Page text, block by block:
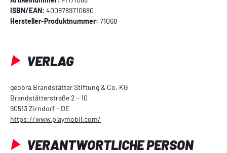
ISBN/EAN: 4008789710680
Hersteller-Produktnummer: 71068
VERLAG
geobra Brandstätter Stiftung & Co. KG
Brandstätterstraße 2 - 10
90513 Zirndorf - DE
https://www.playmobil.com/
VERANTWORTLICHE PERSON